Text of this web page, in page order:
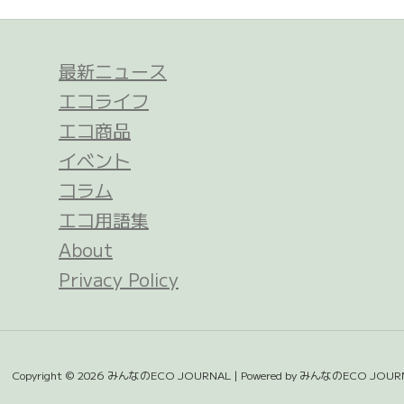
最新ニュース
エコライフ
エコ商品
イベント
コラム
エコ用語集
About
Privacy Policy
Copyright © 2026 みんなのECO JOURNAL | Powered by みんなのECO